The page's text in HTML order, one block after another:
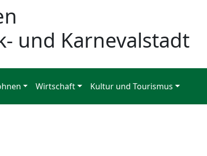
und Karnevalstadt
Wirtschaft Kultur und Tourismus